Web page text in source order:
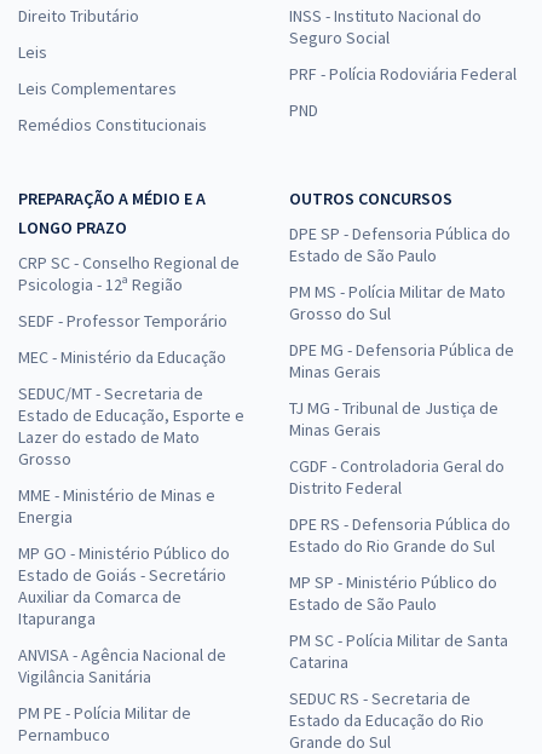
Direito Tributário
Leis
Leis Complementares
Remédios Constitucionais
INSS - Instituto Nacional do
Seguro Social
PRF - Polícia Rodoviária Federal
PND
PREPARAÇÃO A MÉDIO E A
LONGO PRAZO
CRP SC - Conselho Regional de
Psicologia - 12ª Região
SEDF - Professor Temporário
MEC - Ministério da Educação
SEDUC/MT - Secretaria de
Estado de Educação, Esporte e
Lazer do estado de Mato
Grosso
MME - Ministério de Minas e
Energia
MP GO - Ministério Público do
Estado de Goiás - Secretário
Auxiliar da Comarca de
Itapuranga
ANVISA - Agência Nacional de
Vigilância Sanitária
PM PE - Polícia Militar de
Pernambuco
OUTROS CONCURSOS
DPE SP - Defensoria Pública do
Estado de São Paulo
PM MS - Polícia Militar de Mato
Grosso do Sul
DPE MG - Defensoria Pública de
Minas Gerais
TJ MG - Tribunal de Justiça de
Minas Gerais
CGDF - Controladoria Geral do
Distrito Federal
DPE RS - Defensoria Pública do
Estado do Rio Grande do Sul
MP SP - Ministério Público do
Estado de São Paulo
PM SC - Polícia Militar de Santa
Catarina
SEDUC RS - Secretaria de
Estado da Educação do Rio
Grande do Sul